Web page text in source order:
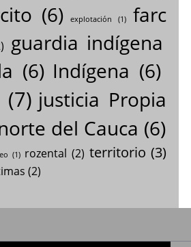
(6) explotación (1)
farc
guardia indígena
(6) Indígena (6)
(7) justicia Propia
del Cauca (6)
(1) rozental (2) territorio (3)
(2)